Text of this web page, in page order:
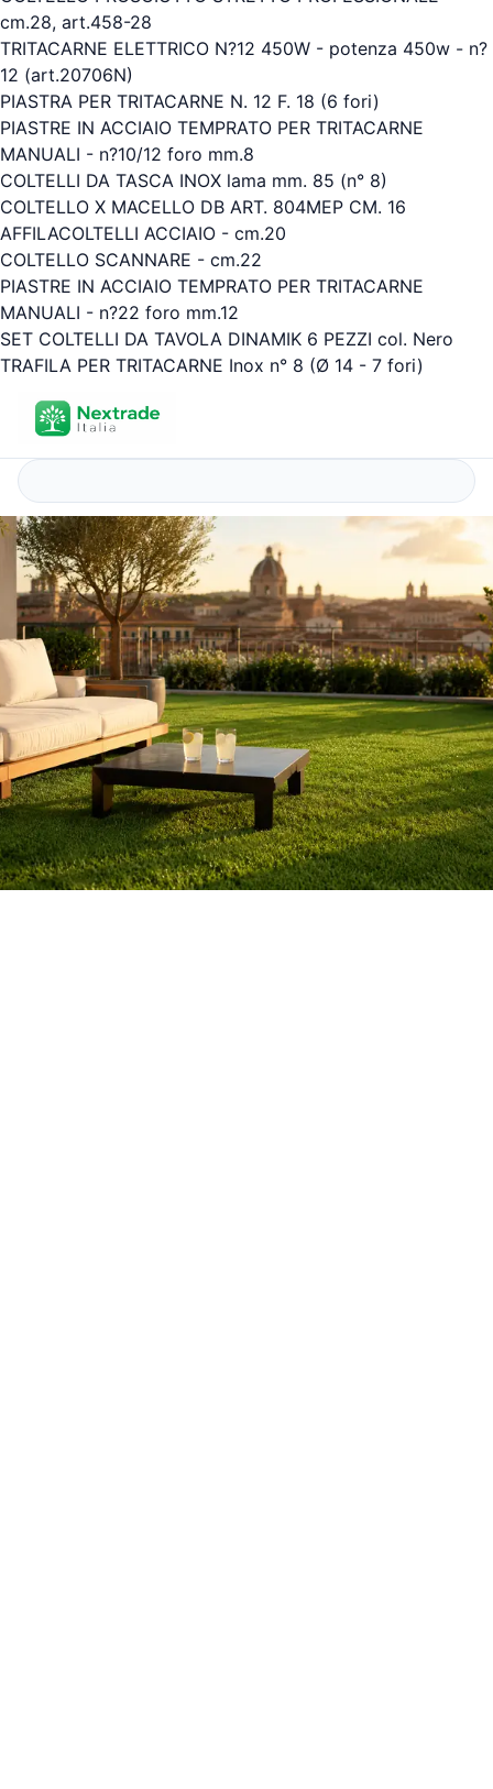
cm.28, art.458-28
TRITACARNE ELETTRICO N?12 450W - potenza 450w - n?
12 (art.20706N)
PIASTRA PER TRITACARNE N. 12 F. 18 (6 fori)
PIASTRE IN ACCIAIO TEMPRATO PER TRITACARNE
MANUALI - n?10/12 foro mm.8
COLTELLI DA TASCA INOX lama mm. 85 (n° 8)
COLTELLO X MACELLO DB ART. 804MEP CM. 16
AFFILACOLTELLI ACCIAIO - cm.20
COLTELLO SCANNARE - cm.22
PIASTRE IN ACCIAIO TEMPRATO PER TRITACARNE
MANUALI - n?22 foro mm.12
SET COLTELLI DA TAVOLA DINAMIK 6 PEZZI col. Nero
TRAFILA PER TRITACARNE Inox n° 8 (Ø 14 - 7 fori)